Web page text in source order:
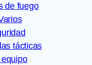
de fuego
tácticas